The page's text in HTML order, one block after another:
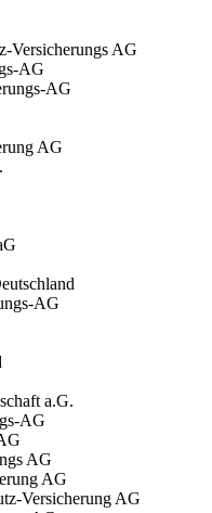
Versicherungs AG
AG
AG
AG
AG
a.G.
AG
AG
AG
Versicherung AG